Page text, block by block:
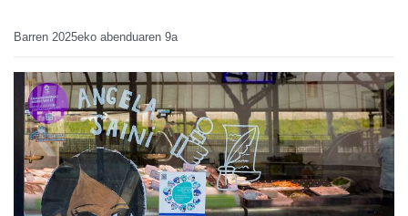
Barren 2025eko abenduaren 9a